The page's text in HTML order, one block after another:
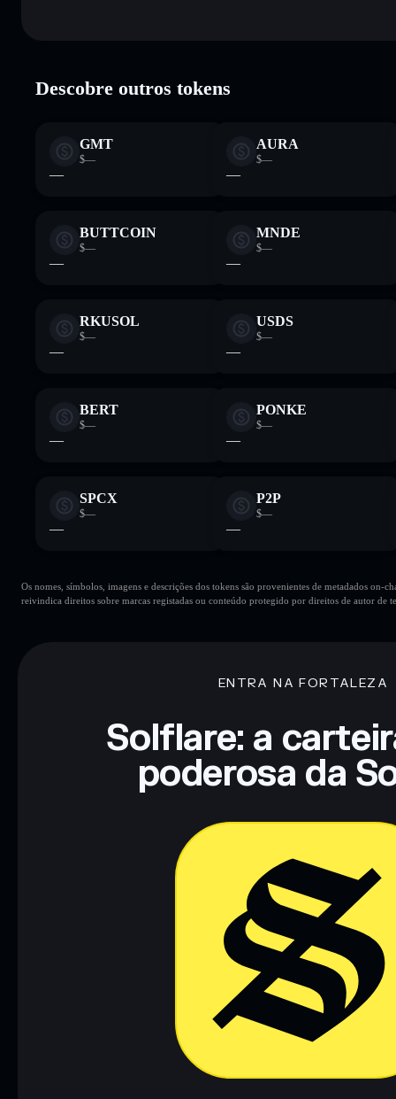
Descobre outros tokens
GMT
$—
—
AURA
$—
—
BUTTCOIN
$—
—
MNDE
$—
—
RKUSOL
$—
—
USDS
$—
—
BERT
$—
—
PONKE
$—
—
SPCX
$—
—
P2P
$—
—
Os nomes, símbolos, imagens e descrições dos tokens são provenientes de metadados on-
reivindica direitos sobre marcas registadas ou conteúdo protegido por direitos de autor de
ENTRA NA FORTALEZA
Solflare: a
poderosa da